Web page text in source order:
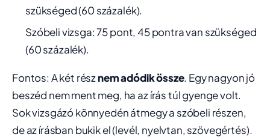
szükséged (60 százalék).
Szóbeli vizsga: 75 pont, 45 pontra van szükséged
(60 százalék).
Fontos: A két résznem adódik össze. Egy nagyon jó
beszéd nem ment meg, ha az írás túl gyenge volt.
Sok vizsgázó könnyedén átmegy a szóbeli részen,
de az írásban bukik el (levél, nyelvtan, szövegértés).